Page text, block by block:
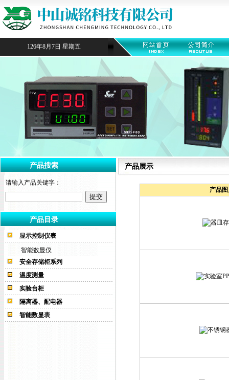
126年8月7日 星期五
产品搜索
请输入产品关键字：
产品目录
显示控制仪表
智能数显仪
安全存储柜系列
温度测量
实验台柜
隔离器、配电器
智能数显表
产品展示
产品